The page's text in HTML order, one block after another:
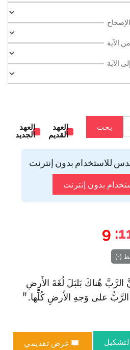
الإصحاح
من الآية
إلى الآية
بحث
العهد
القديم
العهد
الجديد
للاستخدام بدون إنترنت
بدون إنترنت
: 9
(-)
الرَّبَّ هُناكَ بَلبَلَ لُغَةَ الأَرضِ
على وَجهِ الأَرضِ كُلِّها."
عرض تقديمي